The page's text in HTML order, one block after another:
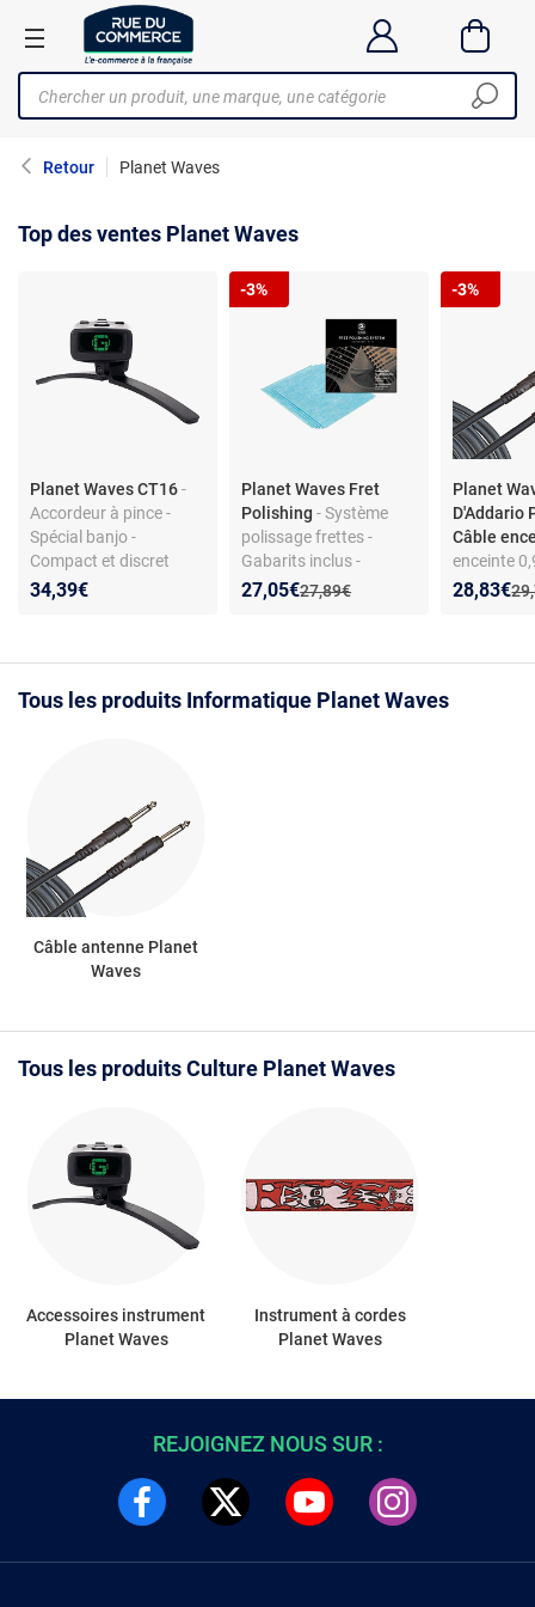
Retour Planet Waves
Top des ventes Planet Waves
Planet Waves CT16-
Accordeur à pince -
Spécial banjo -
Compact et discret
34,39€
Planet Waves Fret
Polishing - Système
polissage frettes -
Gabarits inclus -
Amélioration toucher
Ancien prix :
27,89€
Nouveau prix :
27,05€
Réduction de :
-3%
Planet
D'Addario
Câble
enceinte
- Blindage
Nouveau
28,83€
-3%
Tous les produits Informatique Planet Waves
Câble antenne Planet
Waves
Tous les produits Culture Planet Waves
Accessoires instrument
Planet Waves
Instrument à cordes
Planet Waves
REJOIGNEZ NOUS SUR :